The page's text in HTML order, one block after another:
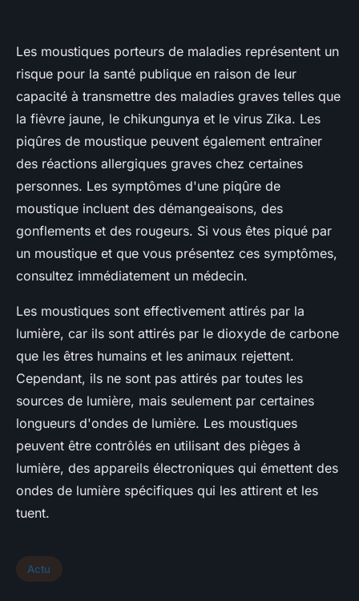
Les moustiques porteurs de maladies représentent un
risque pour la santé publique en raison de leur
capacité à transmettre des maladies graves telles que
la fièvre jaune, le chikungunya et le virus Zika. Les
piqûres de moustique peuvent également entraîner
des réactions allergiques graves chez certaines
personnes. Les symptômes d'une piqûre de
moustique incluent des démangeaisons, des
gonflements et des rougeurs. Si vous êtes piqué par
un moustique et que vous présentez ces symptômes,
consultez immédiatement un médecin.
Les moustiques sont effectivement attirés par la
lumière, car ils sont attirés par le dioxyde de carbone
que les êtres humains et les animaux rejettent.
Cependant, ils ne sont pas attirés par toutes les
sources de lumière, mais seulement par certaines
longueurs d'ondes de lumière. Les moustiques
peuvent être contrôlés en utilisant des pièges à
lumière, des appareils électroniques qui émettent des
ondes de lumière spécifiques qui les attirent et les
tuent.
Actu